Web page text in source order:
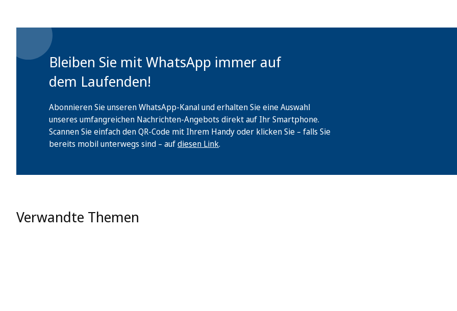
Bleiben Sie mit WhatsApp immer auf
dem Laufenden!
Abonnieren Sie unseren WhatsApp-Kanal und erhalten Sie eine Auswahl
unseres umfangreichen Nachrichten-Angebots direkt auf Ihr Smartphone.
Scannen Sie einfach den QR-Code mit Ihrem Handy oder klicken Sie – falls Sie
bereits mobil unterwegs sind – aufdiesen Link.
Verwandte Themen